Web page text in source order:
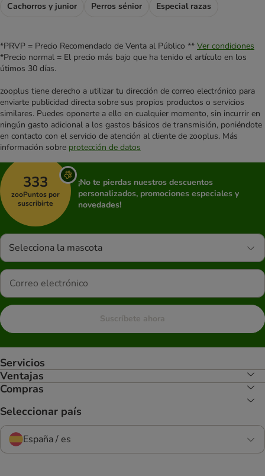
Cachorros y junior
Perros sénior Especial razas
*PRVP = Precio Recomendado de Venta al Público ** Ver condiciones
*Precio normal = El precio más bajo que ha tenido el artículo en los
útimos 30 días.
zooplus tiene derecho a utilizar tu dirección de correo electrónico para
enviarte publicidad directa sobre sus propios productos o servicios
similares. Puedes oponerte a ello en cualquier momento, sin incurrir en
ningún gasto adicional a los gastos básicos de transmisión, poniéndote
en contacto con el servicio de atención al cliente de zooplus. Más
información sobre protección de datos
333
zooPuntos por
suscribirte
¡No te pierdas nuestros descuentos
personalizados, promociones especiales y
novedades!
Selecciona la mascota
Suscríbete ahora
Servicios
Ventajas
Compras
Seleccionar país
España / es